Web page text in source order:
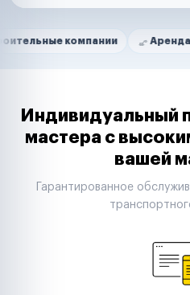
Нам доверяют
компании Аренда
Маркетплейсы
Таксопарки
Автодилеры
Строительные компании
Аренда спецтехники
Индивидуальный
мастера с
вашей
Гарантированное